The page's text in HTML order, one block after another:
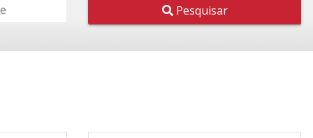
Pesquisar